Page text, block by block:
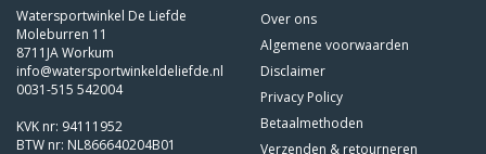
Watersportwinkel De Liefde
Moleburren 11
8711JA Workum
info@watersportwinkeldeliefde.nl
0031-515 542004
KVK nr: 94111952
BTW nr: NL866640204B01
Over ons
Algemene voorwaarden
Disclaimer
Privacy Policy
Betaalmethoden
Verzenden & retourneren